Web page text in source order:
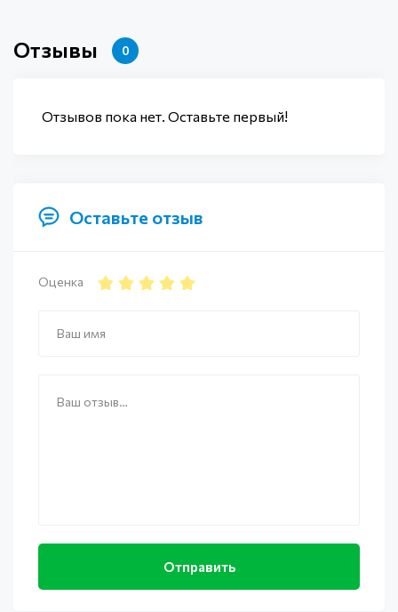
Отзывы 0
Отзывов пока нет. Оставьте первый!
Оставьте отзыв
Оценка